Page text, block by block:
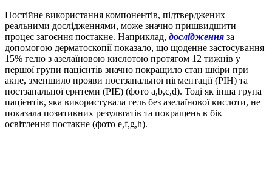
Постійне використання компонентів, підтверджених
реальними дослідженнями, може значно пришвидшити
процес загоєння постакне. Наприклад, дослідження за
допомогою дерматоскопії показало, що щоденне застосування
15% гелю з азелаїновою кислотою протягом 12 тижнів у
першої групи пацієнтів значно покращило стан шкіри при
акне, зменшило прояви постзапальної пігментації (PIH) та
постзапальної еритеми (PIE) (фото a,b,c,d). Тоді як інша група
пацієнтів, яка використувала гель без азелаїнової кислоти, не
показала позитивних результатів та покращень в бік
освітлення постакне (фото e,f,g,h).